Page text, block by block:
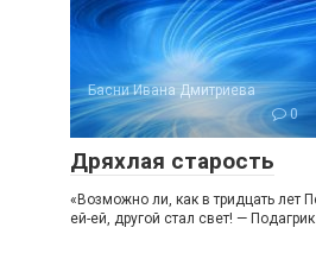
Басни Ивана Дмитриева
0
Дряхлая старость
«Возможно ли, как в тридцать лет
ей-ей, другой стал свет! — Подагрик